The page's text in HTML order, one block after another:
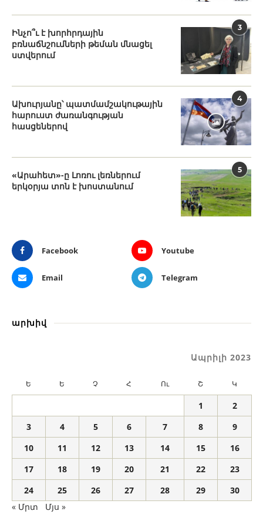
3
Ինչո՞ւ է խորհրդային
բռնաճնշումների թեման մնացել
ստվերում
4
Ախուրյանը՝ պատմամշակութային
հարուստ ժառանգության
հասցեներով
5
«Արահետ»-ը Լոռու լեռներում
երկօրյա տոն է խոստանում
Facebook Youtube
Email Telegram
արխիվ
Ապրիլի 2023
Ե Ե Չ Հ Ու Շ Կ
1
2
3
4 5 6 7 8
9
10
11 12 13 14 15
16
17
18 19 20 21 22
23
24
25 26 27 28 29
30
« Մրտ
Մյս »